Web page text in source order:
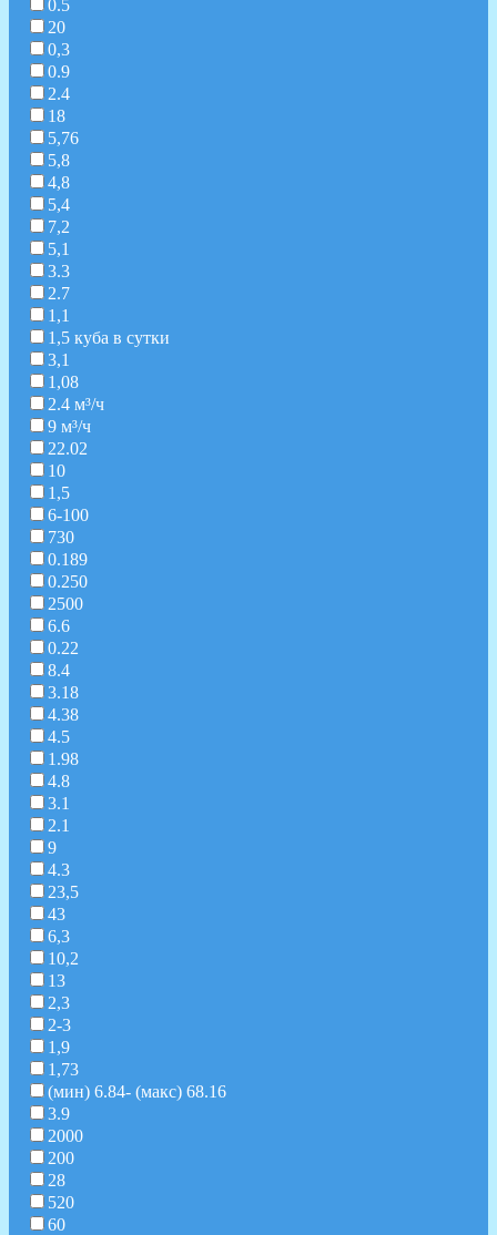
0.5
20
0,3
0.9
2.4
18
5,76
5,8
4,8
5,4
7,2
5,1
3.3
2.7
1,1
1,5 куба в сутки
3,1
1,08
2.4 м³/ч
9 м³/ч
22.02
10
1,5
6-100
730
0.189
0.250
2500
6.6
0.22
8.4
3.18
4.38
4.5
1.98
4.8
3.1
2.1
9
4.3
23,5
43
6,3
10,2
13
2,3
2-3
1,9
1,73
(мин) 6.84- (макс) 68.16
3.9
2000
200
28
520
60